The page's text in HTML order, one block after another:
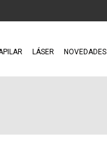
LÁSER NOVEDADES